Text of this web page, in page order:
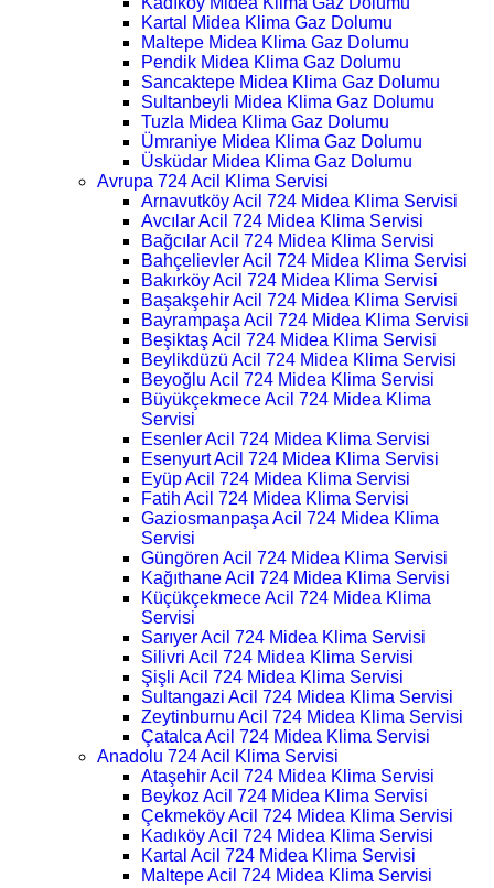
Kartal Midea Klima Gaz Dolumu
Maltepe Midea Klima Gaz Dolumu
Pendik Midea Klima Gaz Dolumu
Sancaktepe Midea Klima Gaz Dolumu
Sultanbeyli Midea Klima Gaz Dolumu
Tuzla Midea Klima Gaz Dolumu
Ümraniye Midea Klima Gaz Dolumu
Üsküdar Midea Klima Gaz Dolumu
Avrupa 724 Acil Klima Servisi
Arnavutköy Acil 724 Midea Klima Servisi
Avcılar Acil 724 Midea Klima Servisi
Bağcılar Acil 724 Midea Klima Servisi
Bahçelievler Acil 724 Midea Klima Servisi
Bakırköy Acil 724 Midea Klima Servisi
Başakşehir Acil 724 Midea Klima Servisi
Bayrampaşa Acil 724 Midea Klima Servisi
Beşiktaş Acil 724 Midea Klima Servisi
Beylikdüzü Acil 724 Midea Klima Servisi
Beyoğlu Acil 724 Midea Klima Servisi
Büyükçekmece Acil 724 Midea Klima
Servisi
Esenler Acil 724 Midea Klima Servisi
Esenyurt Acil 724 Midea Klima Servisi
Eyüp Acil 724 Midea Klima Servisi
Fatih Acil 724 Midea Klima Servisi
Gaziosmanpaşa Acil 724 Midea Klima
Servisi
Güngören Acil 724 Midea Klima Servisi
Kağıthane Acil 724 Midea Klima Servisi
Küçükçekmece Acil 724 Midea Klima
Servisi
Sarıyer Acil 724 Midea Klima Servisi
Silivri Acil 724 Midea Klima Servisi
Şişli Acil 724 Midea Klima Servisi
Sultangazi Acil 724 Midea Klima Servisi
Zeytinburnu Acil 724 Midea Klima Servisi
Çatalca Acil 724 Midea Klima Servisi
Anadolu 724 Acil Klima Servisi
Ataşehir Acil 724 Midea Klima Servisi
Beykoz Acil 724 Midea Klima Servisi
Çekmeköy Acil 724 Midea Klima Servisi
Kadıköy Acil 724 Midea Klima Servisi
Kartal Acil 724 Midea Klima Servisi
Maltepe Acil 724 Midea Klima Servisi